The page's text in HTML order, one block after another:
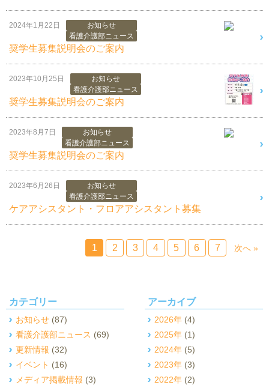
2024年1月22日
お知らせ
看護介護部ニュース
奨学生募集説明会のご案内
2023年10月25日
お知らせ
看護介護部ニュース
奨学生募集説明会のご案内
2023年8月7日
お知らせ
看護介護部ニュース
奨学生募集説明会のご案内
2023年6月26日
お知らせ
看護介護部ニュース
ケアアシスタント・フロアアシスタント募集
1 2 3 4 5 6 7 次へ »
カテゴリー
お知らせ (87)
看護介護部ニュース (69)
更新情報 (32)
イベント (16)
メディア掲載情報 (3)
アーカイブ
2026年 (4)
2025年 (1)
2024年 (5)
2023年 (3)
2022年 (2)